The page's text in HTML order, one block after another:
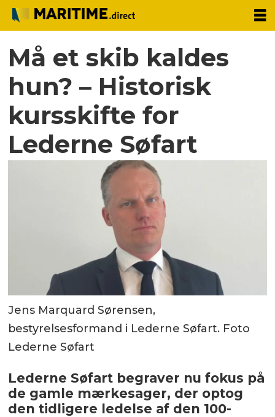
Må et skib kaldes
hun? – Historisk
kursskifte for
Lederne Søfart
Jens Marquard Sørensen,
bestyrelsesformand i Lederne Søfart. Foto
Lederne Søfart
Lederne Søfart begraver nu fokus på
de gamle mærkesager, der optog
den tidligere ledelse af den 100-